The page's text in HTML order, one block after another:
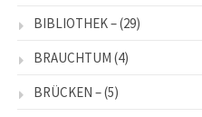
BIBLIOTHEK –(29)
BRAUCHTUM (4)
BRÜCKEN –(5)